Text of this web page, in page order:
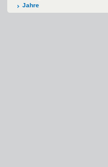
Jahre